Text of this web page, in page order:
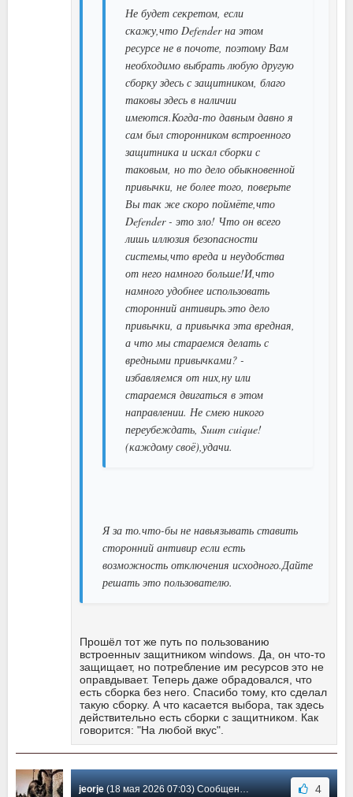
Не будет секретом, если
скажу,что Defender на этом
ресурсе не в почоте, поэтому Вам
необходимо выбрать любую другую
сборку здесь с защитником, благо
таковы здесь в наличии
имеются.Когда-то давным давно я
сам был сторонником встроенного
защитника и искал сборки с
таковым, но то дело обыкновенной
привычки, не более того, поверьте
Вы так же скоро поймёте,что
Defender - это зло! Что он всего
лишь иллюзия безопасности
системы,что вреда и неудобства
от него намного больше!И,что
намного удобнее использовать
сторонний антивирь.это дело
привычки, а привычка эта вредная,
а что мы стараемся делать с
вредными привычками? -
избавляемся от них,ну или
стараемся двигаться в этом
направлении. Не смею никого
переубеждать, Suum cuique!
(каждому своё),удачи.
Я за то.что-бы не навьязывать ставить
сторонний антивир если есть
возможность отключения исходного.Дайте
решать это пользователю.
Прошёл тот же путь по пользованию
встроенныv защитником windows. Да, он что-то
защищает, но потребление им ресурсов это не
оправдывает. Теперь даже обрадовался, что
есть сборка без него. Спасибо тому, кто сделал
такую сборку. А что касается выбора, так здесь
действительно есть сборки с защитником. Как
говорится: "На любой вкус".
jeorje(18 мая 2026 07:03) Сообщение #13 4